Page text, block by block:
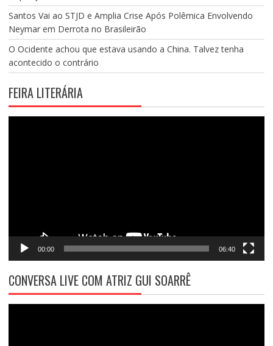
Santos Vai ao STJD e Amplia Crise Após Polêmica Envolvendo
Neymar em Derrota no Brasileirão
O Ocidente achou que estava usando a China. Talvez tenha
acontecido o contrário
FEIRA LITERÁRIA
00:00 06:40
CONVERSA LIVE COM ATRIZ GUI SOARRÊ